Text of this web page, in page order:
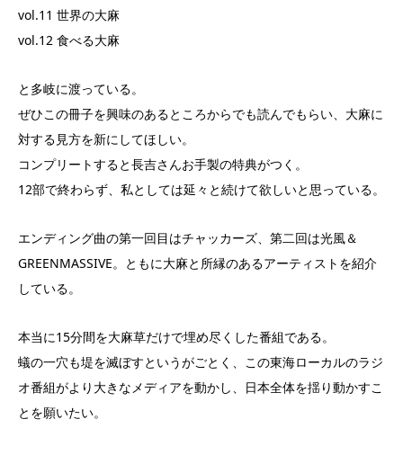
vol.11 世界の大麻
vol.12 食べる大麻
と多岐に渡っている。
ぜひこの冊子を興味のあるところからでも読んでもらい、大麻に
対する見方を新にしてほしい。
コンプリートすると長吉さんお手製の特典がつく。
12部で終わらず、私としては延々と続けて欲しいと思っている。
エンディング曲の第一回目はチャッカーズ、第二回は光風＆
GREENMASSIVE。ともに大麻と所縁のあるアーティストを紹介
している。
本当に15分間を大麻草だけで埋め尽くした番組である。
蟻の一穴も堤を滅ぼすというがごとく、この東海ローカルのラジ
オ番組がより大きなメディアを動かし、日本全体を揺り動かすこ
とを願いたい。